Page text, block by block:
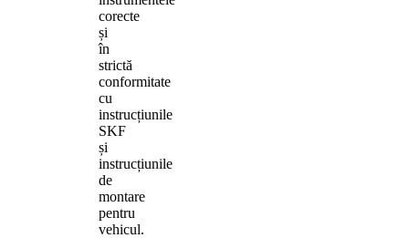
corecte
și
în
strictă
conformitate
cu
instrucțiunile
SKF
și
instrucțiunile
de
montare
pentru
vehicul.